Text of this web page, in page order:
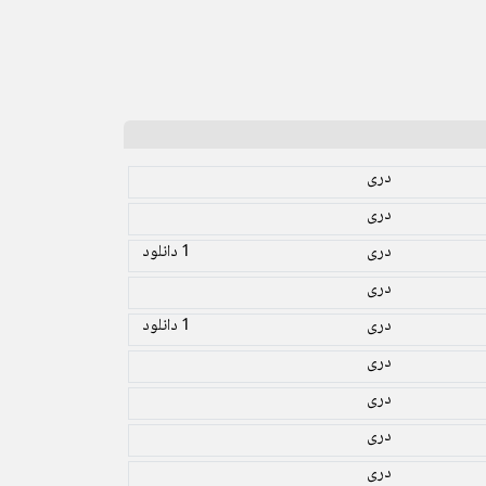
دری
دری
دری
1 دانلود
دری
دری
1 دانلود
دری
دری
دری
دری